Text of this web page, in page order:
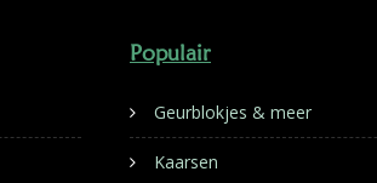
Populair
Geurblokjes & meer
Kaarsen